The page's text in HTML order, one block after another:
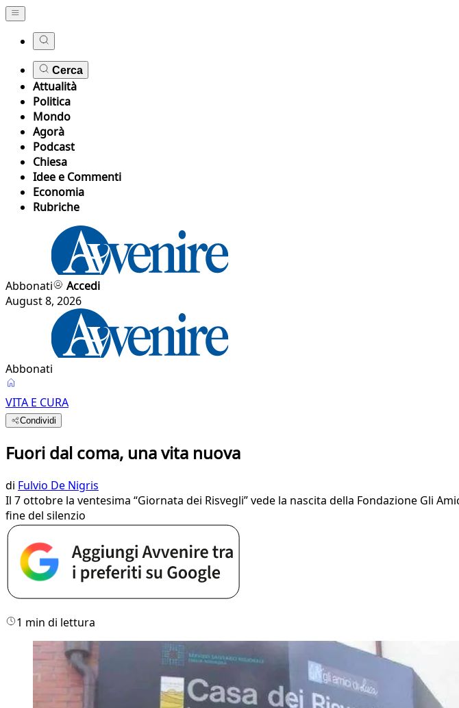
Cerca
Attualità
Politica
Mondo
Agorà
Podcast
Chiesa
Idee e Commenti
Economia
Rubriche
Abbonati
Accedi
August 8, 2026
Abbonati
VITA E CURA
Condividi
Fuori dal coma, una vita nuova
di Fulvio De Nigris
Il 7 ottobre la ventesima “Giornata dei Risvegli” vede la nascita della Fondazione Gli
fine del silenzio
1 min di lettura